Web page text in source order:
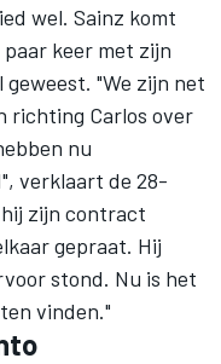
wel. Sainz komt
paar keer met zijn
"We zijn net
richting Carlos over
nu
verklaart de 28-
zijn contract
gepraat. Hij
stond. Nu is het
vinden."